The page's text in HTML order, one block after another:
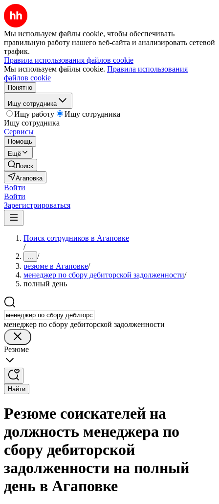
Мы используем файлы cookie, чтобы обеспечивать
правильную работу нашего веб-сайта и анализировать сетевой
трафик.
Правила использования файлов cookie
Мы используем файлы cookie. Правила использования
файлов cookie
Понятно
Ищу сотрудника
Ищу работу
Ищу сотрудника
Ищу сотрудника
Сервисы
Помощь
Ещё
Поиск
Агаповка
Войти
Войти
Зарегистрироваться
Поиск сотрудников в Агаповке
/
... /
резюме в Агаповке/
менеджер по сбору дебиторской задолженности/
полный день
менеджер по сбору дебиторской задолженности
Резюме
Найти
Резюме соискателей на
должность менеджера по
сбору дебиторской
задолженности на полный
день в Агаповке